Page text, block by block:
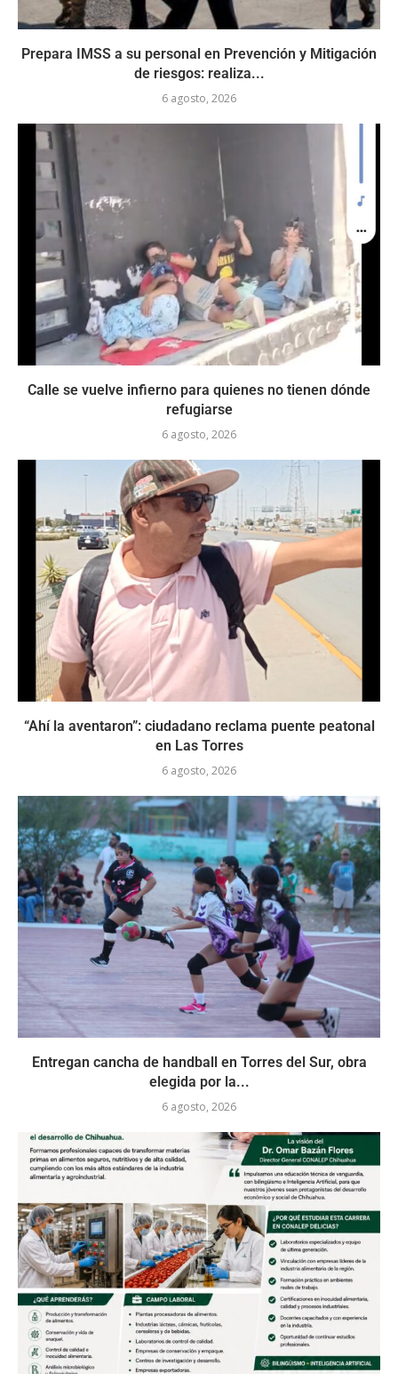
Prepara IMSS a su personal en Prevención y Mitigación
de riesgos: realiza...
6 agosto, 2026
Calle se vuelve infierno para quienes no tienen dónde
refugiarse
6 agosto, 2026
“Ahí la aventaron”: ciudadano reclama puente peatonal
en Las Torres
6 agosto, 2026
Entregan cancha de handball en Torres del Sur, obra
elegida por la...
6 agosto, 2026